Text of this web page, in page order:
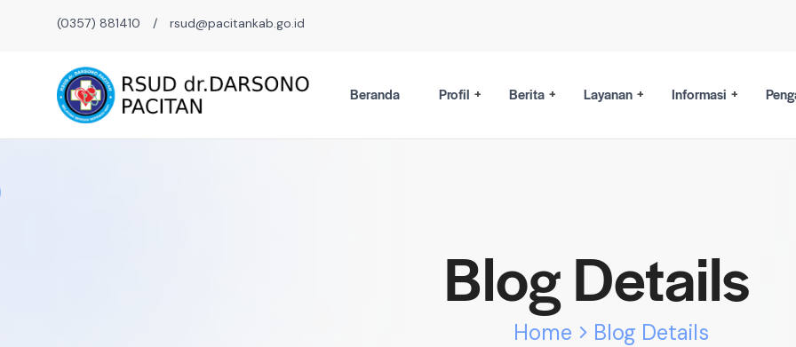
(0357) 881410 / rsud@pacitankab.go.id
Beranda Profil Berita Layanan Informasi
Blog Details
Home Blog Details